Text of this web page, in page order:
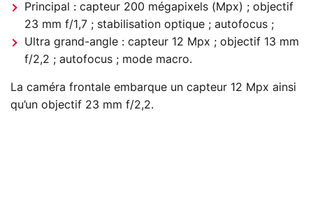
Principal : capteur 200 mégapixels (Mpx) ; objectif
23 mm f/1,7 ; stabilisation optique ; autofocus ;
Ultra grand-angle : capteur 12 Mpx ; objectif 13 mm
f/2,2 ; autofocus ; mode macro.
La caméra frontale embarque un capteur 12 Mpx ainsi
qu’un objectif 23 mm f/2,2.